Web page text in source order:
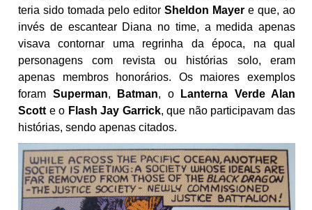
teria sido tomada pelo editor Sheldon Mayer e que, ao
invés de escantear Diana no time, a medida apenas
visava contornar uma regrinha da época, na qual
personagens com revista ou histórias solo, eram
apenas membros honorários. Os maiores exemplos
foram Superman, Batman, o
Lanterna Verde Alan
Scott e o Flash Jay Garrick, que não participavam das
histórias, sendo apenas citados.